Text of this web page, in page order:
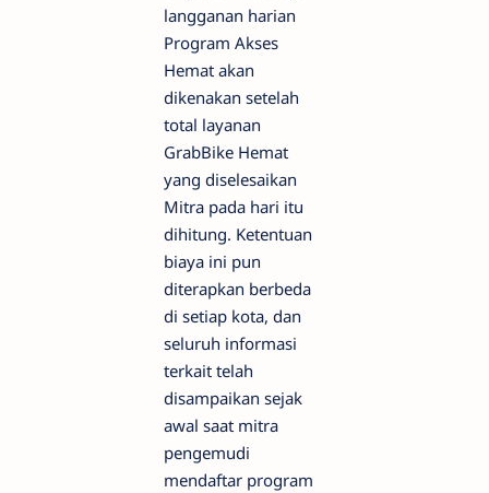
langganan harian
Program Akses
Hemat akan
dikenakan setelah
total layanan
GrabBike Hemat
yang diselesaikan
Mitra pada hari itu
dihitung. Ketentuan
biaya ini pun
diterapkan berbeda
di setiap kota, dan
seluruh informasi
terkait telah
disampaikan sejak
awal saat mitra
pengemudi
mendaftar program